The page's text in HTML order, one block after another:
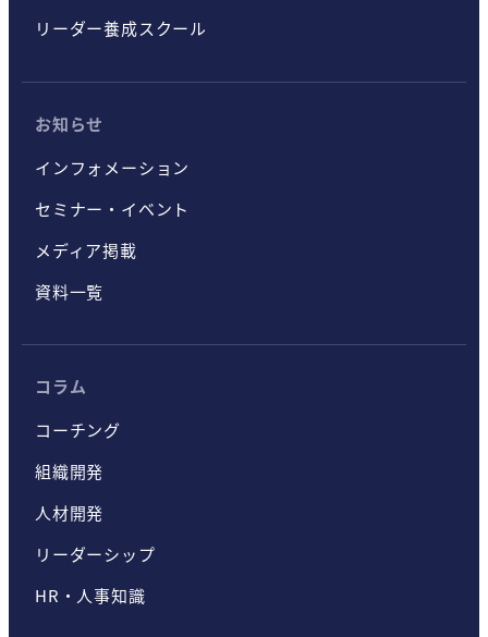
リーダー養成スクール
お知らせ
インフォメーション
セミナー・イベント
メディア掲載
資料一覧
コラム
コーチング
組織開発
人材開発
リーダーシップ
HR・人事知識